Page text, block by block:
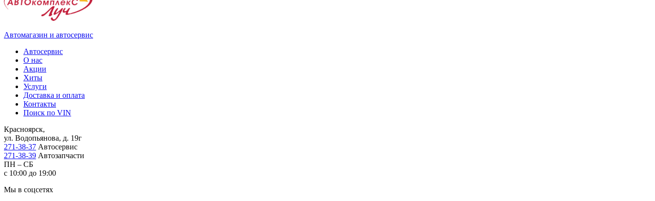
Автомагазин и автосервис
Автосервис
О нас
Акции
Хиты
Услуги
Доставка и оплата
Контакты
Поиск по VIN
Красноярск,
ул. Водопьянова, д. 19г
271-38-37 Автосервис
271-38-39 Автозапчасти
ПН – СБ
с 10:00 до 19:00
Мы в соцсетях